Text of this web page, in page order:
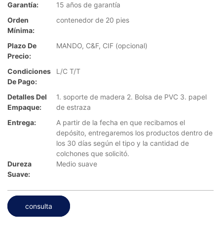
Garantía:
15 años de garantía
Orden
Mínima:
contenedor de 20 pies
Plazo De
Precio:
MANDO, C&F, CIF (opcional)
Condiciones
De Pago:
L/C T/T
Detalles Del
Empaque:
1. soporte de madera 2. Bolsa de PVC 3. papel
de estraza
Entrega:
A partir de la fecha en que recibamos el
depósito, entregaremos los productos dentro de
los 30 días según el tipo y la cantidad de
colchones que solicitó.
Dureza
Suave:
Medio suave
consulta